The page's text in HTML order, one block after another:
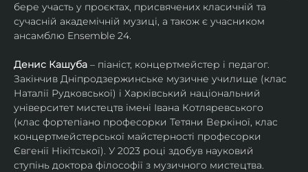
бере участь у проєктах, присвячених класичній та
сучасній академічній музиці, а також є учасником
ансамблю Ensemble 24.
Денис Кашуба – піаніст, концертмейстер і педагог.
Закінчив Дніпродзержинське музичне училище (клас
Наталії Рудковської) і Харківський національний
університет мистецтв імені Івана Котляревського
(клас фортепіано професорки Тетяни Веркіної, клас
концертмейстерської майстерності професорки
Євгенії Нікітської). У 2023 році здобув науковий
ступінь доктора філософії з музичного мистецтва.